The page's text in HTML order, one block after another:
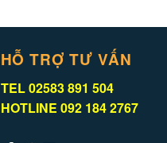
HỖ TRỢ TƯ VẤN
TEL 02583 891 504
HOTLINE 092 184 2767